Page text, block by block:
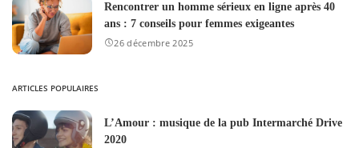
Rencontrer un homme sérieux en ligne après 40
ans : 7 conseils pour femmes exigeantes
26 décembre 2025
ARTICLES POPULAIRES
L’Amour : musique de la pub Intermarché Drive
2020